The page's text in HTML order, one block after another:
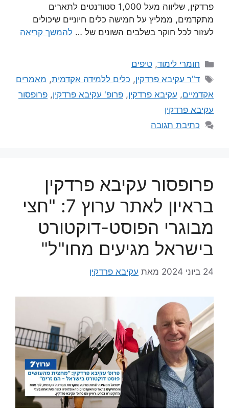
פרדקין, שליווה מעל 1,000 סטודנטים לתארים
מתקדמים, ממליץ על חמישה כלים חיוניים שיכולים
לעזור לכל חוקר בשלבים השונים של … להמשך קריאה
חומרי לימוד,טיפים
ד"ר עקיבא פרדקין, כלים ללמידה אקדמית, מאמרים
אקדמיים, עקיבא פרדקין, פרופ' עקיבא פרדקין, פרופסור
עקיבא פרדקין
כתיבת תגובה
פרופסור עקיבא פרדקין
בראיון לאתר ערוץ 7: "חצי
מבוגרי הפוסט-דוקטורט
בישראל מגיעים מחו"ל"
24 ביוני 2024 מאת עקיבא פרדקין